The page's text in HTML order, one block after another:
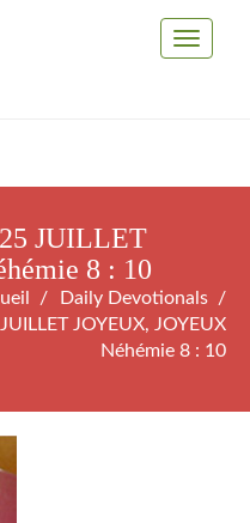
Toggle
JUILLET
8 : 10
Daily Devotionals
JOYEUX, JOYEUX
Néhémie 8 : 10